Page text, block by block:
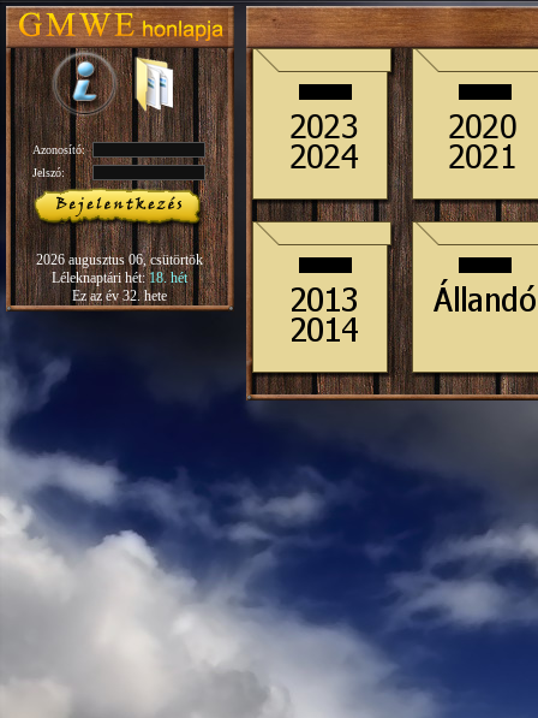
Azonosító:
Jelszó:
2026 augusztus 06, csütörtök
Léleknaptári hét:18. hét
Ez az év 32. hete